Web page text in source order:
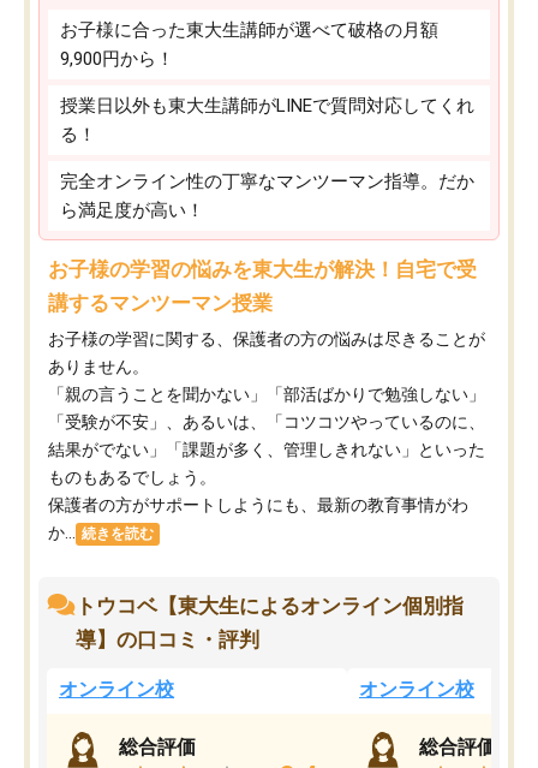
お子様に合った東大生講師が選べて破格の月額
9,900円から！
授業日以外も東大生講師がLINEで質問対応してくれ
る！
完全オンライン性の丁寧なマンツーマン指導。だか
ら満足度が高い！
お子様の学習の悩みを東大生が解決！自宅で受
講するマンツーマン授業
お子様の学習に関する、保護者の方の悩みは尽きることが
ありません。
「親の言うことを聞かない」「部活ばかりで勉強しない」
「受験が不安」、あるいは、「コツコツやっているのに、
結果がでない」「課題が多く、管理しきれない」といった
ものもあるでしょう。
保護者の方がサポートしようにも、最新の教育事情がわ
か...
続きを読む
トウコベ【東大生によるオンライン個別指
導】の口コミ・評判
オンライン校
総合評価
オンライン校
総合評価